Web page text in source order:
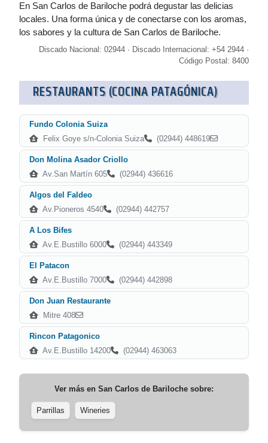
En San Carlos de Bariloche podrá degustar las delicias
locales. Una forma única y de conectarse con los aromas,
los sabores y la cultura de San Carlos de Bariloche.
Discado Nacional: 02944 · Discado Internacional: +54 2944 ·
Código Postal: 8400
RESTAURANTS (COCINA PATAGÓNICA)
Fundo Colonia Suiza
Felix Goye s/n-Colonia Suiza
(02944) 448619
Don Molina Asador Criollo
Av.San Martín 605
(02944) 436616
Algos del Faldeo
Av.Pioneros 4540
(02944) 442757
A Los Bifes
Av.E.Bustillo 6000
(02944) 443349
El Patacon
Av.E.Bustillo 7000
(02944) 442898
Don Juan Restaurante
Mitre 408
Rincon Patagonico
Av.E.Bustillo 14200
(02944) 463063
Ver más en San Carlos de Bariloche sobre:
Parrillas Wineries